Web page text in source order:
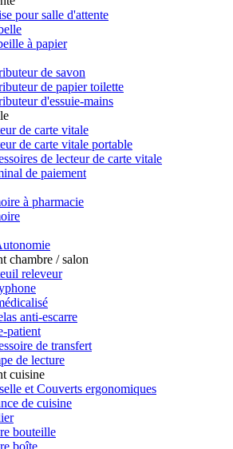
pour salle d'attente
à papier
de savon
de papier toilette
d'essuie-mains
de carte vitale
de carte vitale portable
de lecteur de carte vitale
de paiement
à pharmacie
chambre / salon
releveur
anti-escarre
patient
de transfert
de lecture
cuisine
et Couverts ergonomiques
de cuisine
bouteille
boîte